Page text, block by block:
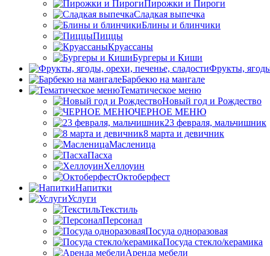
Пирожки и Пироги
Сладкая выпечка
Блины и блинчики
Пиццы
Круасcаны
Бургеры и Киши
Фрукты,
Барбекю на мангале
Тематическое меню
Новый год и Рождество
ЧЕРНОЕ МЕНЮ
23 февраля, мальчишник
8 марта и девичник
Масленица
Пасха
Хеллоуин
Октоберфест
Напитки
Услуги
Текстиль
Персонал
Посуда одноразовая
Посуда стекло/керамика
Аренда мебели